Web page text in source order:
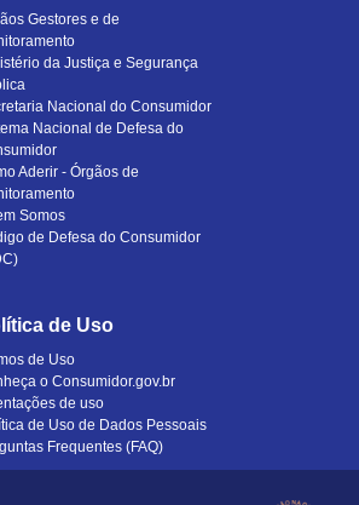
Gestores e de
da Justiça e Segurança
Nacional do Consumidor
Nacional de Defesa do
Aderir - Órgãos de
Somos
de Defesa do Consumidor
de Uso
de Uso
o Consumidor.gov.br
de uso
de Uso de Dados Pessoais
Frequentes (FAQ)